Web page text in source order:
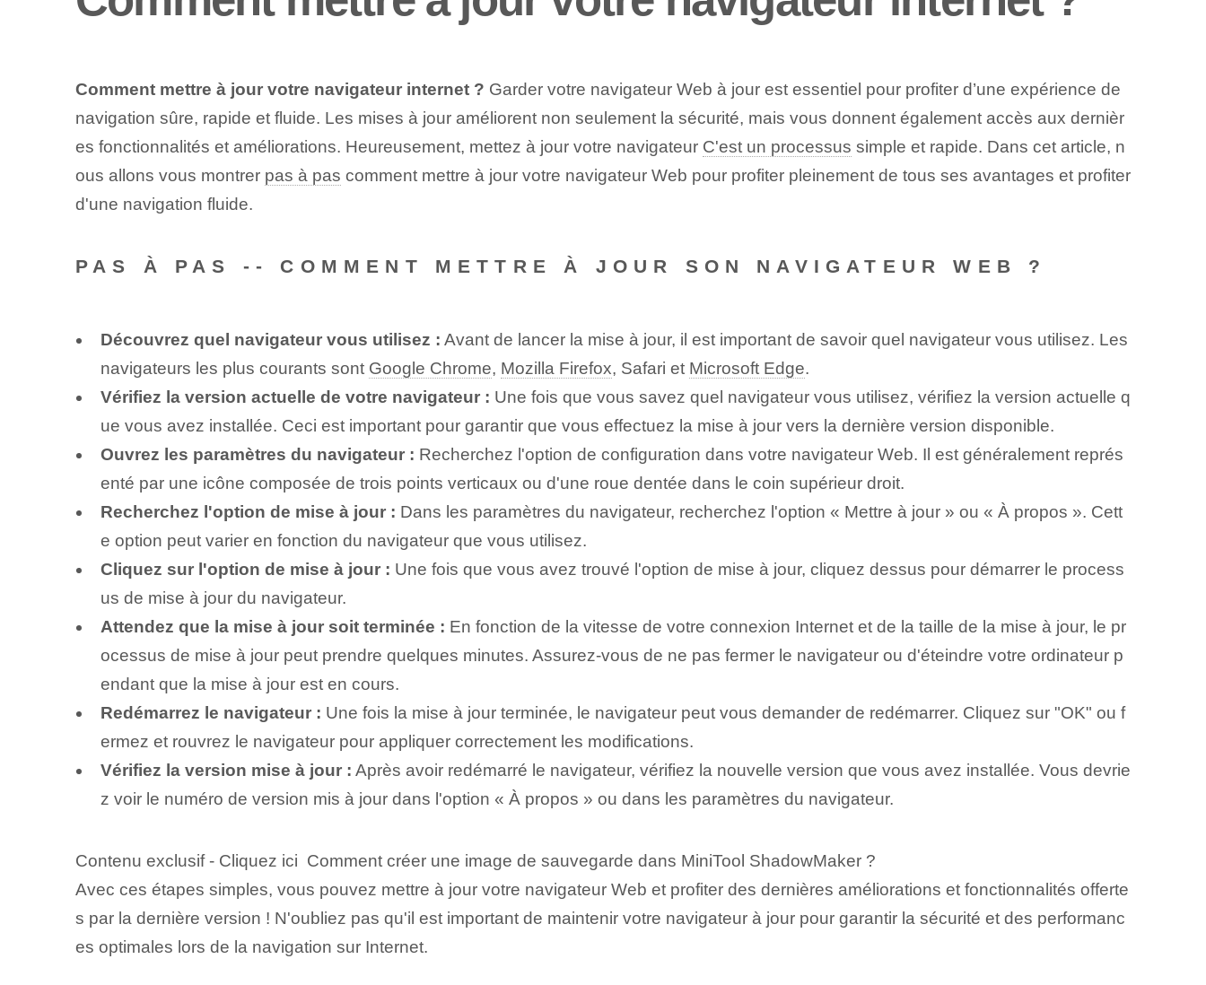
Comment mettre à jour votre navigateur internet ? Garder votre navigateur Web à jour est essentiel pour profiter d’une expérience de
navigation sûre, rapide et fluide. Les mises à jour améliorent non seulement la sécurité, mais vous donnent également accès aux dernièr
es fonctionnalités et améliorations. Heureusement, mettez à jour votre navigateur C'est un processus simple et rapide. Dans cet article, n
ous allons vous montrer pas à pas comment mettre à jour votre navigateur Web pour profiter pleinement de tous ses avantages et profiter
d'une navigation fluide.
PAS À PAS -- COMMENT METTRE À JOUR SON NAVIGATEUR WEB ?
Découvrez quel navigateur vous utilisez : Avant de lancer la mise à jour, il est important de savoir quel navigateur vous utilisez. Les
navigateurs les plus courants sont Google Chrome, Mozilla Firefox, Safari et Microsoft Edge.
Vérifiez la version actuelle de votre navigateur : Une fois que vous savez quel navigateur vous utilisez, vérifiez la version actuelle q
ue vous avez installée. Ceci est important pour garantir que vous effectuez la mise à jour vers la dernière version disponible.
Ouvrez les paramètres du navigateur : Recherchez l'option de configuration dans votre navigateur Web. Il est généralement représ
enté par une icône composée de trois points verticaux ou d'une roue dentée dans le coin supérieur droit.
Recherchez l'option de mise à jour : Dans les paramètres du navigateur, recherchez l'option « Mettre à jour » ou « À propos ». Cett
e option peut varier en fonction du navigateur que vous utilisez.
Cliquez sur l'option de mise à jour : Une fois que vous avez trouvé l'option de mise à jour, cliquez dessus pour démarrer le process
us de mise à jour du navigateur.
Attendez que la mise à jour soit terminée : En fonction de la vitesse de votre connexion Internet et de la taille de la mise à jour, le pr
ocessus de mise à jour peut prendre quelques minutes. Assurez-vous de ne pas fermer le navigateur ou d'éteindre votre ordinateur p
endant que la mise à jour est en cours.
Redémarrez le navigateur : Une fois la mise à jour terminée, le navigateur peut vous demander de redémarrer. Cliquez sur "OK" ou f
ermez et rouvrez le navigateur pour appliquer correctement les modifications.
Vérifiez la version mise à jour : Après avoir redémarré le navigateur, vérifiez la nouvelle version que vous avez installée. Vous devrie
z voir le numéro de version mis à jour dans l'option « À propos » ou dans les paramètres du navigateur.
Contenu exclusif - Cliquez ici Comment créer une image de sauvegarde dans MiniTool ShadowMaker ?
Avec ces étapes simples, vous pouvez mettre à jour votre navigateur Web et profiter des dernières améliorations et fonctionnalités offerte
s par la dernière version ! N'oubliez pas qu'il est important de maintenir votre navigateur à jour pour garantir la sécurité et des performanc
es optimales lors de la navigation sur Internet.